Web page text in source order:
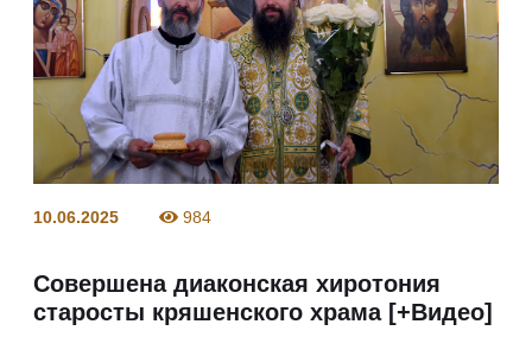
10.06.2025 984
Совершена диаконская хиротония
старосты кряшенского храма [+Видео]